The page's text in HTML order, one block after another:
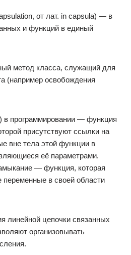
от лат. in capsula) — в
и функций в единый
метод класса, служащий для
(например освобождения
в программировании — функция
присутствуют ссылки на
вне тела этой функции в
её параметрами.
— функция, которая
в своей области
линейной цепочки связанных
организовывать